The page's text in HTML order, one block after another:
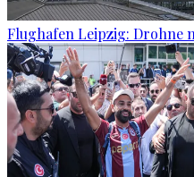
Flughafen Leipzig: Drohne